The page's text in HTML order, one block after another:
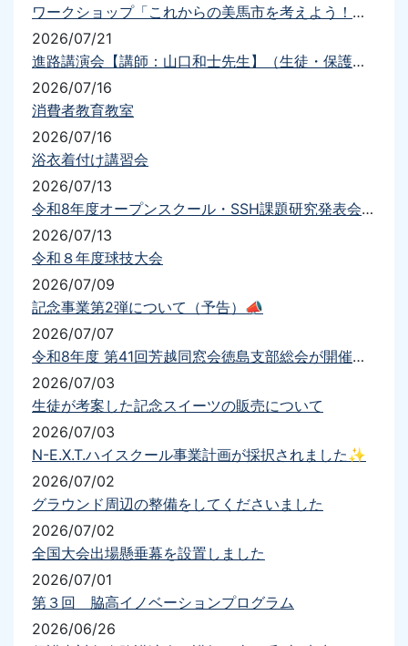
ワークショップ「これからの美馬市を考えよう！！」
2026/07/21
進路講演会【講師：山口和士先生】（生徒・保護者）を実施しました
2026/07/16
消費者教育教室
2026/07/16
浴衣着付け講習会
2026/07/13
令和8年度オープンスクール・SSH課題研究発表会について（要項・送迎）
2026/07/13
令和８年度球技大会
2026/07/09
記念事業第2弾について（予告）📣
2026/07/07
令和8年度 第41回芳越同窓会徳島支部総会が開催されました
2026/07/03
生徒が考案した記念スイーツの販売について
2026/07/03
N-E.X.T.ハイスクール事業計画が採択されました✨
2026/07/02
グラウンド周辺の整備をしてくださいました
2026/07/02
全国大会出場懸垂幕を設置しました
2026/07/01
第３回 脇高イノベーションプログラム
2026/06/26